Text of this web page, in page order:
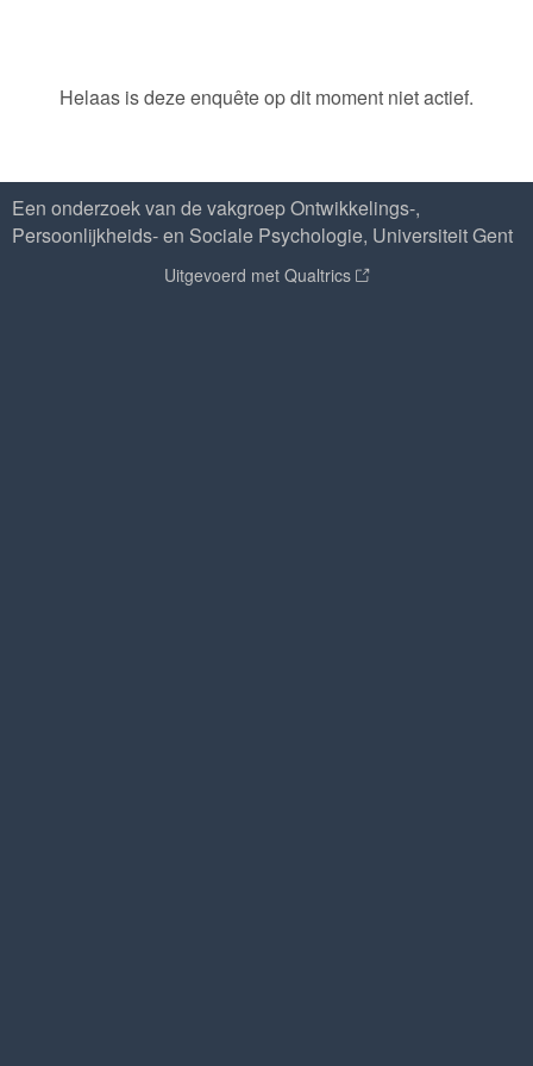
Helaas is deze enquête op dit moment niet actief.
Een onderzoek van de vakgroep Ontwikkelings-,
Persoonlijkheids- en Sociale Psychologie, Universiteit Gent
Uitgevoerd met Qualtrics